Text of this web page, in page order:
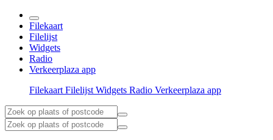
Filekaart
Filelijst
Widgets
Radio
Verkeerplaza app
Filekaart Filelijst Widgets Radio Verkeerplaza app